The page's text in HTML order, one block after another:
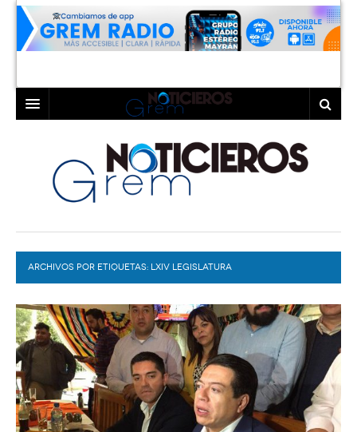
LAGUNA
TORREÓN
GÓMEZ PALACIO
LERDO
COAHUILA
DURANGO
DEPORTES
EXA
EL EXACTO
EXA INFORMA
GLOBO
CONTEXTOS
DIÁLOGOS CON LA HISTORIA
COLABORADORES
PC29
ACTUALIDADES GREM
ARCHIVOS POR ETIQUETAS: LXIV LEGISLATURA